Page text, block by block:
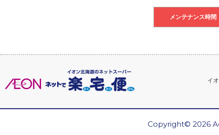
メンテナンス時間
イ
Copyright© 2026